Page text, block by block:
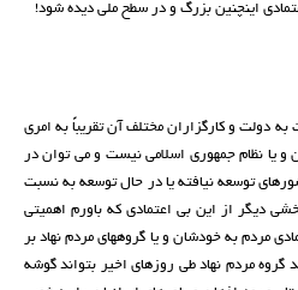
اینچنین بزرگ و در سطح ملی دیده شود!
دولت و کارگزاران مختلف آن تقریباً به امری
و یا نظام جمهوری اسلامی نیست و می توان در
توسعه نیافته یا در حال توسعه به نسبت
دیگر از این بی اعتمادی که باورم اهمیتی
مردم به خودشان و یا گروههای مردم نهاد بر
گروه مردم نهاد طی روزهای اخیر بتواند گوشه